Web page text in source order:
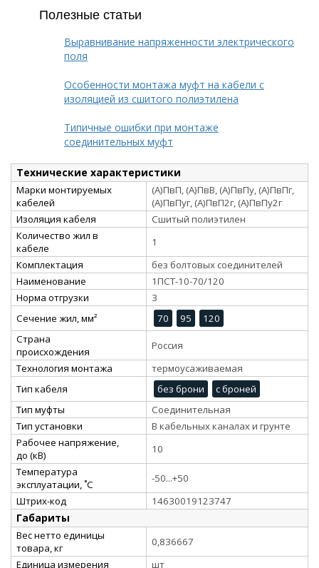
Полезные статьи
Выравнивание напряженности электрического
поля
Особенности монтажа муфт на кабели с
изоляцией из сшитого полиэтилена
Типичные ошибки при монтаже
соединительных муфт
Технические характеристики
Марки монтируемых
кабелей
(А)ПвП, (А)ПвВ, (А)ПвПу, (А)ПвПг,
(А)ПвПуг, (А)ПвП2г, (А)ПвПу2г
Изоляция кабеля
Сшитый полиэтилен
Количество жил в
кабеле
1
Комплектация
без болтовых соединителей
Наименование
1ПCТ-10-70/120
Норма отгрузки
3
Сечение жил, мм²
70 95
120
Страна
происхождения
Россия
Технология монтажа
термоусаживаемая
Тип кабеля
без брони
с броней
Тип муфты
Соединительная
Тип установки
В кабельных каналах и грунте
Рабочее напряжение,
до (кВ)
10
Температура
эксплуатации, ˚С
-50...+50
Штрих-код
14630019123747
Габариты
Вес нетто единицы
товара, кг
0,836667
Единица измерения
шт